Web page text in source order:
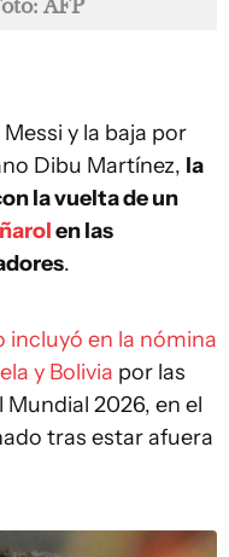
AFP
y la baja por
Dibu Martínez, la
la vuelta de un
en las
.
incluyó en la nómina
y Bolivia por las
2026, en el
tras estar afuera